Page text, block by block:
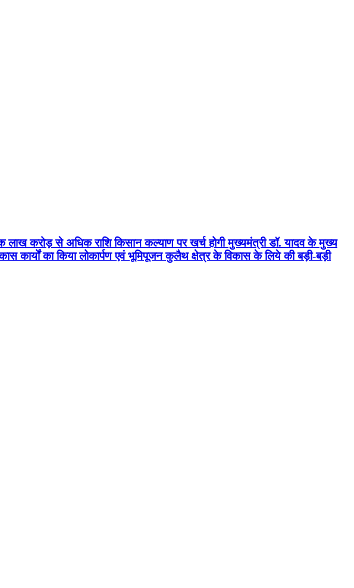
करोड़ से अधिक राशि किसान कल्याण पर खर्च होगी मुख्यमंत्री डॉ. यादव के मुख्य
का किया लोकार्पण एवं भूमिपूजन कुलैथ क्षेत्र के विकास के लिये की बड़ी-बड़ी